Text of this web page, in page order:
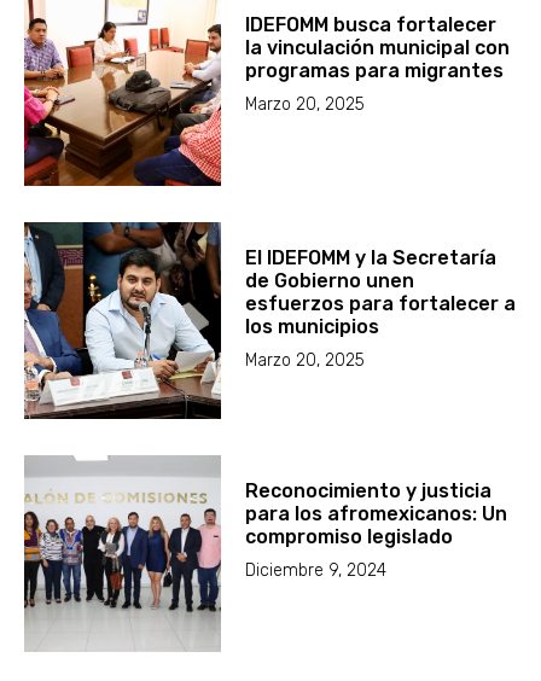
IDEFOMM busca fortalecer
la vinculación municipal con
programas para migrantes
Marzo 20, 2025
El IDEFOMM y la Secretaría
de Gobierno unen
esfuerzos para fortalecer a
los municipios
Marzo 20, 2025
Reconocimiento y justicia
para los afromexicanos: Un
compromiso legislado
Diciembre 9, 2024